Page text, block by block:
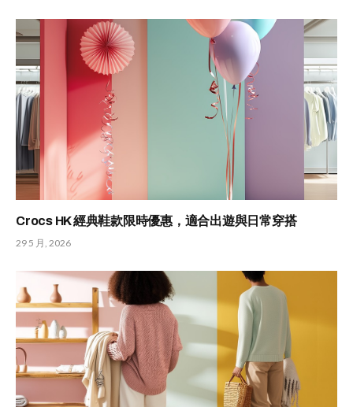
Crocs HK 經典鞋款限時優惠，適合出遊與日常穿搭
29 5 月, 2026